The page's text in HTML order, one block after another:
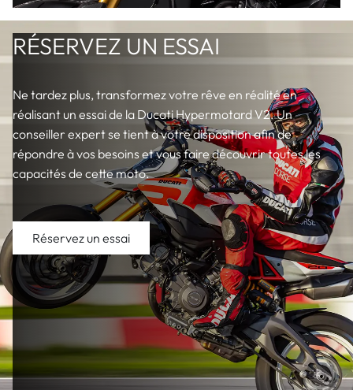
RÉSERVEZ UN ESSAI
Ne tardez plus, transformez votre rêve en réalité en
réalisant un essai de la Ducati Hypermotard V2. Un
conseiller expert se tient à votre disposition afin de
répondre à vos besoins et vous faire découvrir toutes les
capacités de cette moto.
Réservez un essai